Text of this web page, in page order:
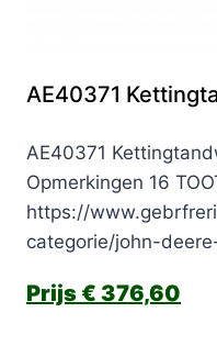
AE40371
AE40371
Opmerkingen 16
https://
categorie/john-
€ 376,60